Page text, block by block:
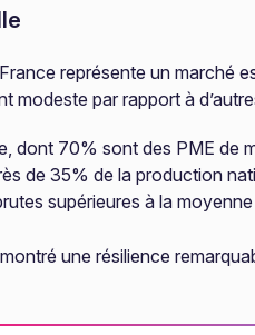
représente un marché
modeste par rapport à
dont 70% sont des PME de
de 35% de la production
supérieures à la moyenne
une résilience